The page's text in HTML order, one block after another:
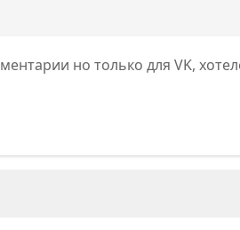
но только для VK,